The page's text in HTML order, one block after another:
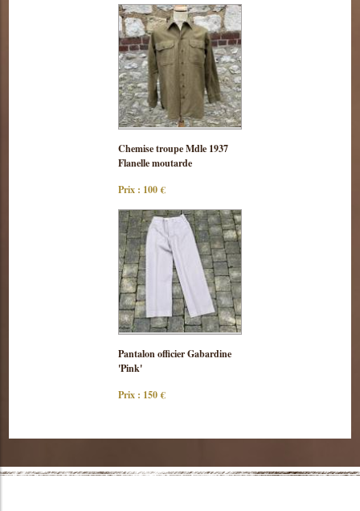
Consulter
cette pièce
Chemise troupe Mdle 1937
Flanelle moutarde
Prix : 100 €
Consulter
Pantalon officier Gabardine
'Pink'
Prix : 150 €